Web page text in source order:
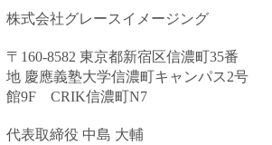
株式会社グレースイメージング
〒160-8582 東京都新宿区信濃町35番
地 慶應義塾大学信濃町キャンパス2号
館9F CRIK信濃町N7
代表取締役 中島 大輔